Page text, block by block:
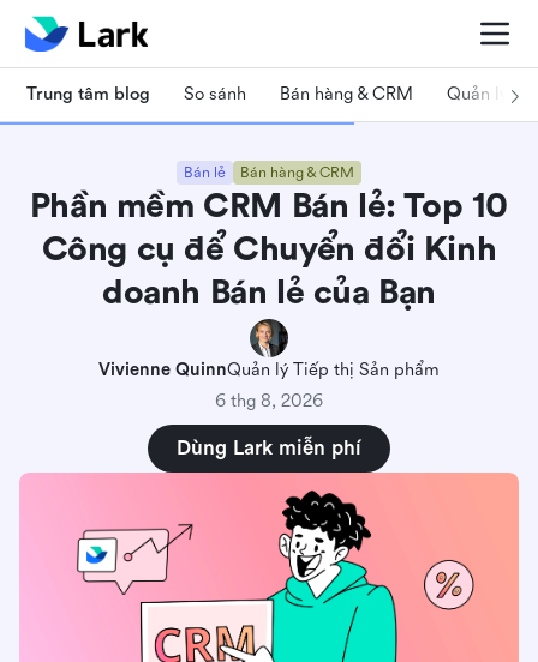
Trung tâm blog So sánh Bán hàng & CRM Quản lý dự
Bán lẻ Bán hàng & CRM
Phần mềm CRM Bán lẻ: Top 10
Công cụ để Chuyển đổi Kinh
doanh Bán lẻ của Bạn
Vivienne QuinnQuản lý Tiếp thị Sản phẩm
6 thg 8, 2026
Dùng Lark miễn phí